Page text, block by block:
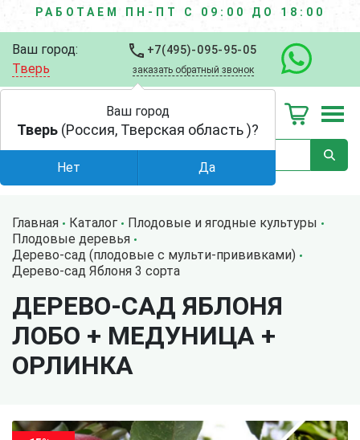
РАБОТАЕМ ПН-ПТ С 09:00 ДО 18:00
Ваш город:
Тверь
+7(495)-095-95-05
заказать обратный звонок
Главная Каталог
Плодовые и ягодные культуры
Плодовые деревья
Дерево-сад (плодовые с мульти-прививками)
Дерево-сад Яблоня 3 сорта
ДЕРЕВО-САД ЯБЛОНЯ
ЛОБО + МЕДУНИЦА +
ОРЛИНКА
Ваш город
Тверь (Россия, Тверская область )?
Нет Да